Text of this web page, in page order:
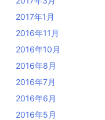
2017年1月
2016年11月
2016年10月
2016年8月
2016年7月
2016年6月
2016年5月